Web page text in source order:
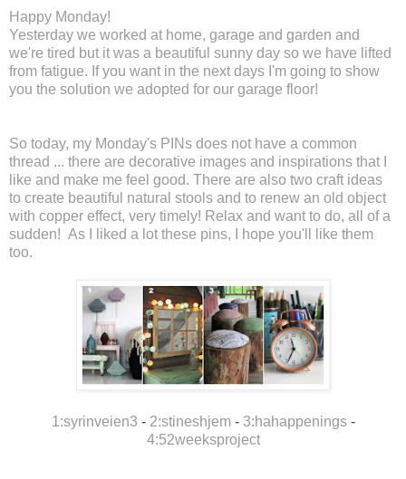
Happy Monday!
Yesterday we worked at home, garage and garden and
we're tired but it was a beautiful sunny day so we have lifted
from fatigue. If you want in the next days I'm going to show
you the solution we adopted for our garage floor!
So today, my Monday's PINs does not have a common
thread ... there are decorative images and inspirations that I
like and make me feel good. There are also two craft ideas
to create beautiful natural stools and to renew an old object
with copper effect, very timely! Relax and want to do, all of a
sudden! As I liked a lot these pins, I hope you'll like them
too.
1:syrinveien3 - 2:stineshjem- 3:hahappenings-
4:52weeksproject